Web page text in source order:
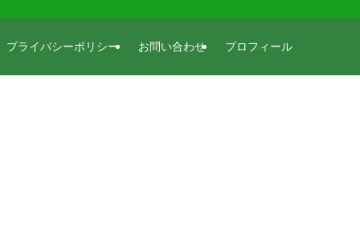
プライバシーポリシー お問い合わせ プロフィール